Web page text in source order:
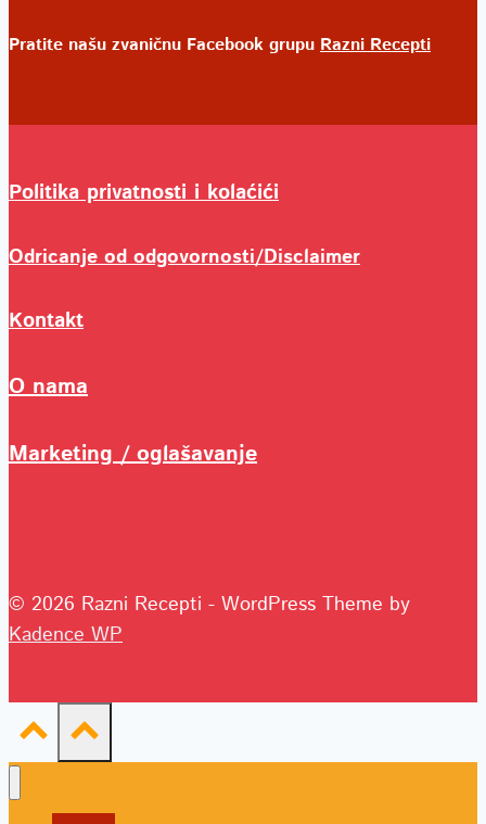
Pratite našu zvaničnu Facebook grupu Razni Recepti
Politika privatnosti i kolaćići
Odricanje od odgovornosti/Disclaimer
Kontakt
O nama
Marketing / oglašavanje
© 2026 Razni Recepti - WordPress Theme by
Kadence WP